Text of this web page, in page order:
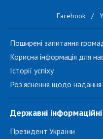
Facebook /
Поширені запитання
Корисна інформація для
Історії успіху
Роз'яснення щодо
Державні
Президент України